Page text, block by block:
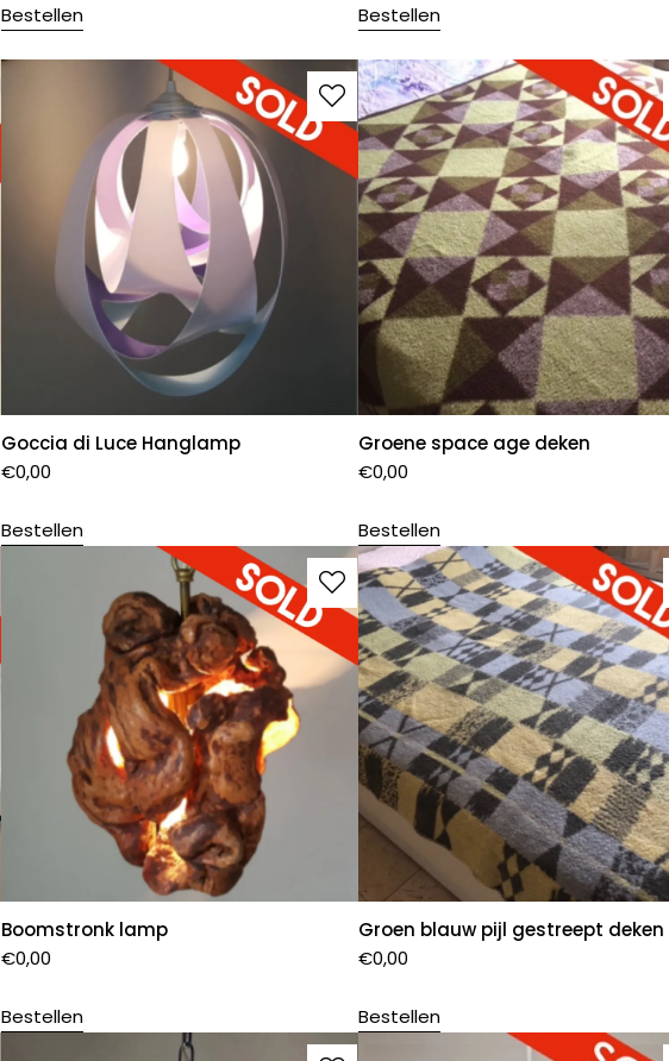
Bestellen Bestellen
Goccia di Luce Hanglamp
€0,00
Bestellen
Groene space age deken
€0,00
Bestellen
Boomstronk lamp
€0,00
Bestellen
Groen blauw pijl gestreept deken
€0,00
Bestellen